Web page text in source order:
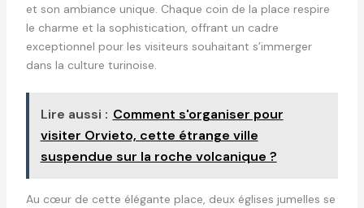
et son ambiance unique. Chaque coin de la place respire
le charme et la sophistication, offrant un cadre
exceptionnel pour les visiteurs souhaitant s’immerger
dans la culture turinoise.
Lire aussi : Comment s'organiser pour
visiter Orvieto, cette étrange ville
suspendue sur la roche volcanique ?
Au cœur de cette élégante place, deux églises jumelles se